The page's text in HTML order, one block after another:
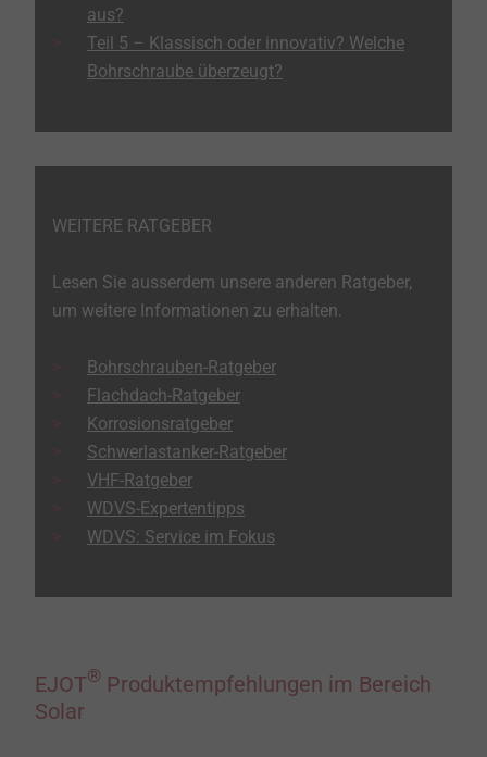
aus?
Teil 5 – Klassisch oder innovativ? Welche
Bohrschraube überzeugt?
WEITERE RATGEBER
Lesen Sie ausserdem unsere anderen Ratgeber,
um weitere Informationen zu erhalten.
Bohrschrauben-Ratgeber
Flachdach-Ratgeber
Korrosionsratgeber
Schwerlastanker-Ratgeber
VHF-Ratgeber
WDVS-Expertentipps
WDVS: Service im Fokus
EJOT® Produktempfehlungen im Bereich
Solar